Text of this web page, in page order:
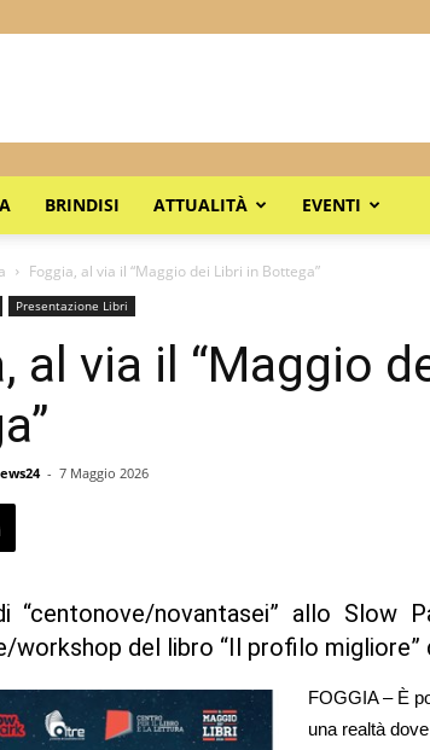
BRINDISI ATTUALITÀ EVENTI
Foggia, al via il “Maggio dei Libri in Bottega”
Presentazione Libri
al via il “Maggio
- 7 Maggio 2026
“centonove/novantasei” allo Slow
workshop del libro “Il profilo migliore”
FOGGIA – È
una realtà